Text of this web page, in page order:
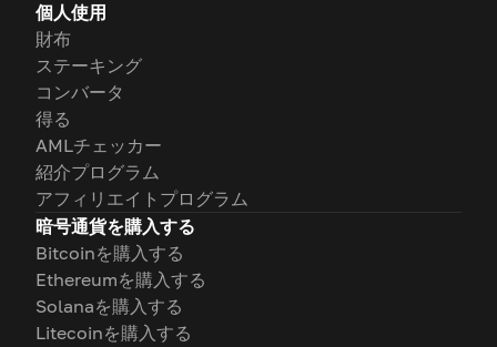
個人使用
財布
ステーキング
コンバータ
得る
AMLチェッカー
紹介プログラム
アフィリエイトプログラム
暗号通貨を購入する
Bitcoinを購入する
Ethereumを購入する
Solanaを購入する
Litecoinを購入する